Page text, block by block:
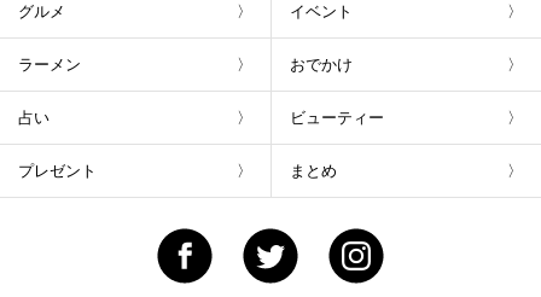
グルメ イベント
ラーメン おでかけ
占い ビューティー
プレゼント まとめ